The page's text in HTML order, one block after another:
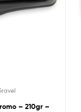
– 210gr –